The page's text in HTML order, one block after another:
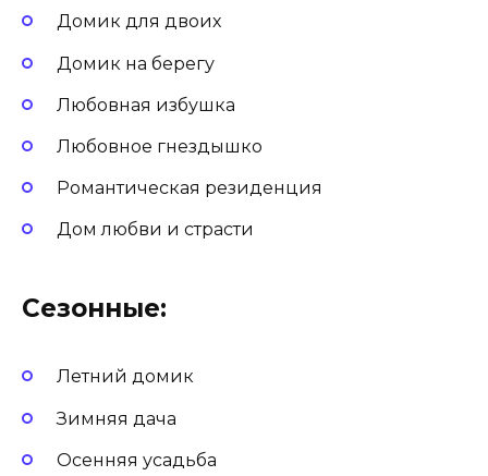
Домик для двоих
Домик на берегу
Любовная избушка
Любовное гнездышко
Романтическая резиденция
Дом любви и страсти
Сезонные:
Летний домик
Зимняя дача
Осенняя усадьба